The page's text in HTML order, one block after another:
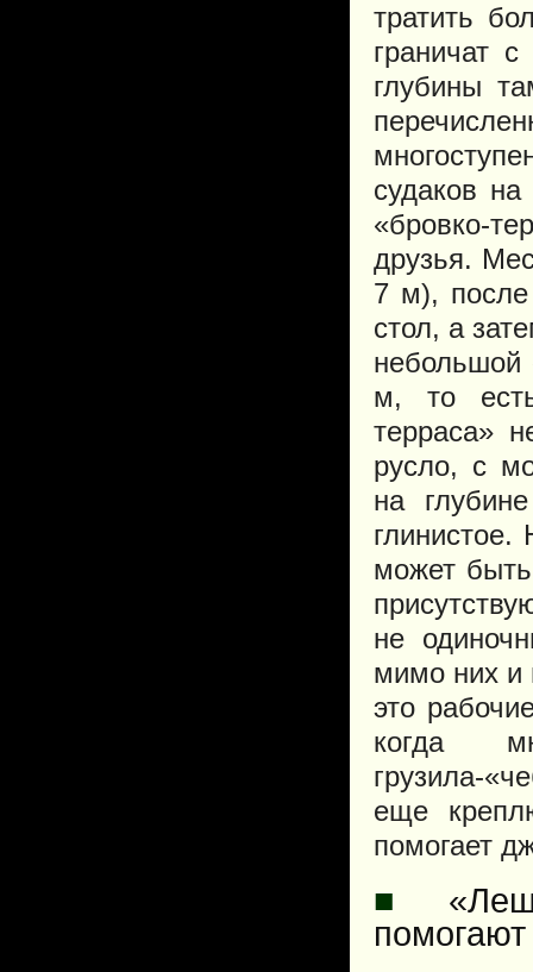
тратить
граничат
глубины
судаков
«бровко-
друзья.
7 м), после
стол, а
небольшой
м, то
терраса»
русло, с
на
может
не
мимо них и
это
когда
грузила-
еще
помогает
■
помогают